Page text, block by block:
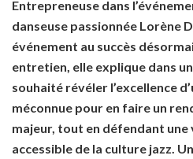
Entrepreneuse dans
danseuse passionnée Lorène
événement au succès
entretien, elle explique dans
souhaité révéler l’excellence
méconnue pour en faire un
majeur, tout en défendant
accessible de la culture jazz.